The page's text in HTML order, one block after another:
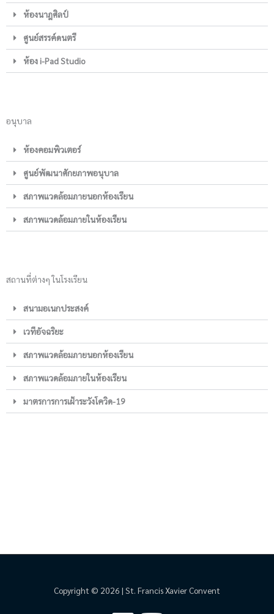
ห้องนาฎศิลป์
ศูนย์สรรค์ดนตรี
ห้อง i-Pad Studio
อนุบาล
ห้องคอมพิวเตอร์
ศูนย์พัฒนาศักยภาพอนุบาล
สภาพแวดล้อมภายนอกห้องเรียน
สภาพแวดล้อมภายในห้องเรียน
สถานที่ต่างๆ ในโรงเรียน
สนามอเนกประสงค์
เวทีอัจฉริยะ
สภาพแวดล้อมภายนอกห้องเรียน
สภาพแวดล้อมภายในห้องเรียน
มาตรการการเฝ้าระวังโควิด-19
Copyright © 2026 | St. Francis Xavier Convent